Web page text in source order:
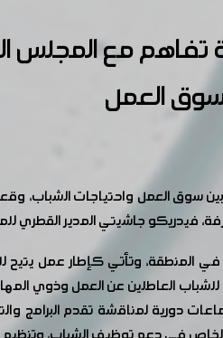
مع المجلس
سوق العمل
سوق العمل واحتياجات
فيدريكو جاشيتي المدير القطري
في المنطقة، وتأتي كإطار عمل
للشباب العاطلين عن العمل وذوي
دورية لمناقشة تقدم البرامج